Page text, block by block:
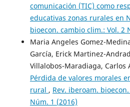
comunicación (TIC) como
educativas zonas rurales en
bioecon. cambio clim.: Vol. 2
Maria Angeles Gomez-
García, Erick Martinez-
Villalobos-Maradiaga, Carlos
Pérdida de valores morales
rural , Rev. iberoam.
Núm. 1 (2016)